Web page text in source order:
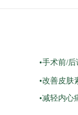
•手术前/
•改善皮肤
•减轻内心